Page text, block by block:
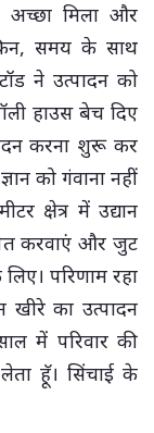
अच्छा मिला और
समय के साथ
ने उत्पादन को
हाउस बेच दिए
करना शुरू कर
को गंवाना नहीं
क्षेत्र में उद्यान
करवाएं और जुट
परिणाम रहा
खीरे का उत्पादन
में परिवार की
हॅू। सिंचाई के